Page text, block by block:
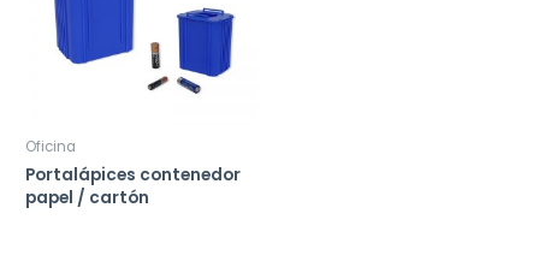
Oficina
Portalápices contenedor
papel / cartón